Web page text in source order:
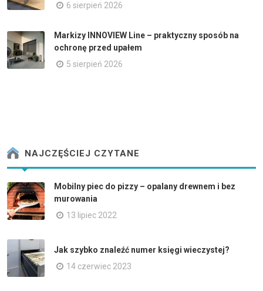
6 sierpień 2026
Markizy INNOVIEW Line – praktyczny sposób na
ochronę przed upałem
5 sierpień 2026
NAJCZĘŚCIEJ CZYTANE
Mobilny piec do pizzy – opalany drewnem i bez
murowania
13 lipiec 2022
Jak szybko znaleźć numer księgi wieczystej?
14 czerwiec 2023